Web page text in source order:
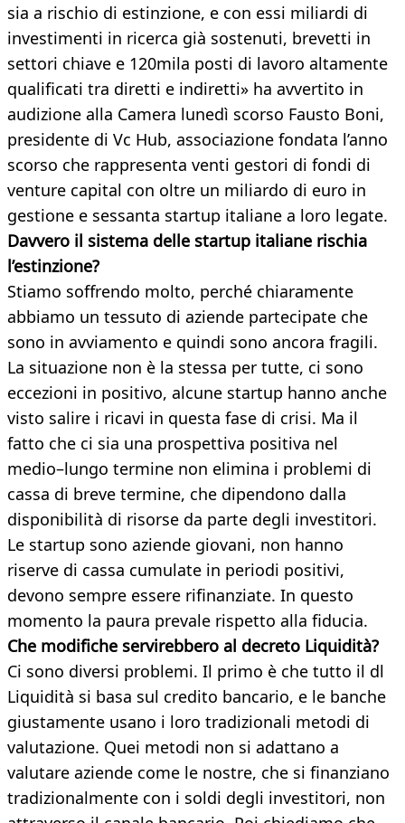
sia a rischio di estinzione, e con essi miliardi di
investimenti in ricerca già sostenuti, brevetti in
settori chiave e 120mila posti di lavoro altamente
qualificati tra diretti e indiretti» ha avvertito in
audizione alla Camera lunedì scorso Fausto Boni,
presidente di Vc Hub, associazione fondata l’anno
scorso che rappresenta venti gestori di fondi di
venture capital con oltre un miliardo di euro in
gestione e sessanta startup italiane a loro legate.
Davvero il sistema delle startup italiane rischia
l’estinzione?
Stiamo soffrendo molto, perché chiaramente
abbiamo un tessuto di aziende partecipate che
sono in avviamento e quindi sono ancora fragili.
La situazione non è la stessa per tutte, ci sono
eccezioni in positivo, alcune startup hanno anche
visto salire i ricavi in questa fase di crisi. Ma il
fatto che ci sia una prospettiva positiva nel
medio–lungo termine non elimina i problemi di
cassa di breve termine, che dipendono dalla
disponibilità di risorse da parte degli investitori.
Le startup sono aziende giovani, non hanno
riserve di cassa cumulate in periodi positivi,
devono sempre essere rifinanziate. In questo
momento la paura prevale rispetto alla fiducia.
Che modifiche servirebbero al decreto Liquidità?
Ci sono diversi problemi. Il primo è che tutto il dl
Liquidità si basa sul credito bancario, e le banche
giustamente usano i loro tradizionali metodi di
valutazione. Quei metodi non si adattano a
valutare aziende come le nostre, che si finanziano
tradizionalmente con i soldi degli investitori, non